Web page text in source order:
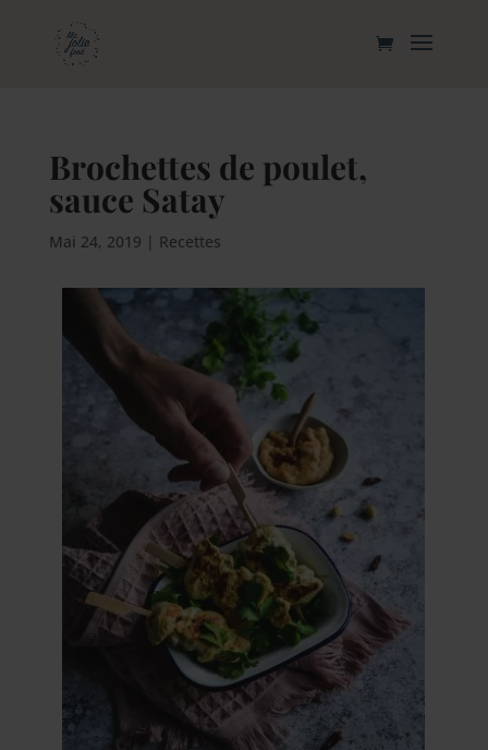
Brochettes de poulet,
sauce Satay
Mai 24, 2019 | Recettes